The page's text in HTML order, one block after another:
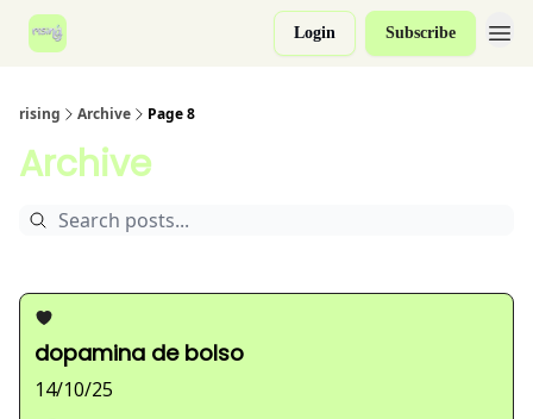
Login Subscribe
rising Archive Page 8
Archive
dopamina de bolso
14/10/25